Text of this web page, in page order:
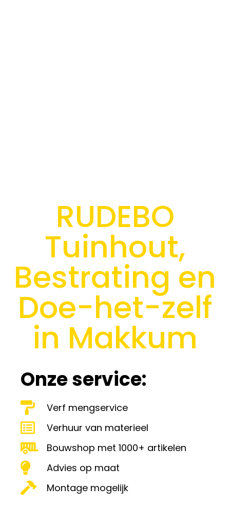
Onze service:
Verf mengservice
Verhuur van materieel
Bouwshop met 1000+ artikelen
Advies op maat
Montage mogelijk
RUDEBO
Tuinhout,
Bestrating en
Doe-het-zelf
in Makkum